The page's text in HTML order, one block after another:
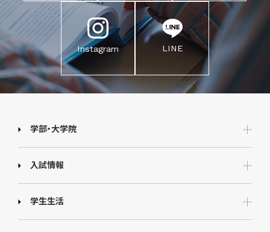
Instagram LINE
学部・大学院
入試情報
学生生活